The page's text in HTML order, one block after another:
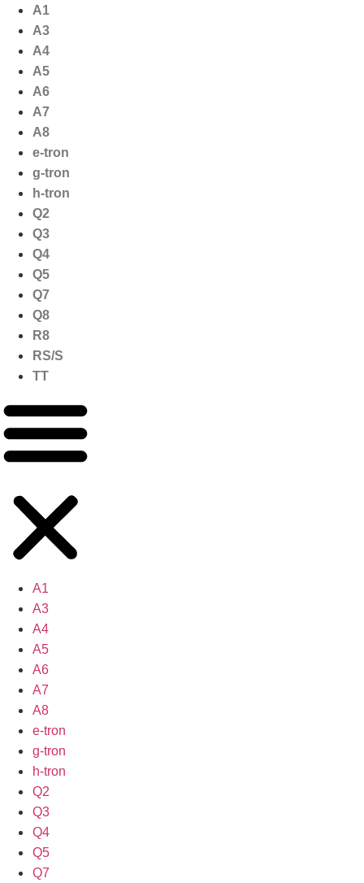
naar
inhoud
A1
A3
A4
A5
A6
A7
A8
e-tron
g-tron
h-tron
Q2
Q3
Q4
Q5
Q7
Q8
R8
RS/S
TT
A1
A3
A4
A5
A6
A7
A8
e-tron
g-tron
h-tron
Q2
Q3
Q4
Q5
Q7